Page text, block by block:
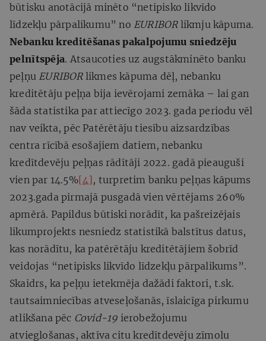
būtisku anotācijā minēto “netipisko likvīdo
līdzekļu pārpalikumu” no EURIBORlikmju kāpuma.
Nebanku kreditēšanas pakalpojumu sniedzēju
pelnītspēja. Atsaucoties uz augstākminēto banku
peļņu EURIBORlikmes kāpuma dēļ, nebanku
kreditētāju peļņa bija ievērojami zemāka – lai gan
šāda statistika par attiecīgo 2023. gada periodu vēl
nav veikta, pēc Patērētāju tiesību aizsardzības
centra rīcībā esošajiem datiem, nebanku
kredītdevēju peļņas rādītāji 2022. gadā pieauguši
vien par 14.5%[4], turpretim banku peļņas kāpums
2023.gada pirmajā pusgadā vien vērtējams 260%
apmērā. Papildus būtiski norādīt, ka pašreizējais
likumprojekts nesniedz statistikā balstītus datus,
kas norādītu, ka patērētāju kreditētājiem šobrīd
veidojas “netipisks likvīdo līdzekļu pārpalikums”.
Skaidrs, ka peļņu ietekmēja dažādi faktori, t.sk.
tautsaimniecības atveseļošanās, īslaicīga pirkumu
atlikšana pēc Covid-19 ierobežojumu
atvieglošanas, aktīva citu kredītdevēju zīmolu